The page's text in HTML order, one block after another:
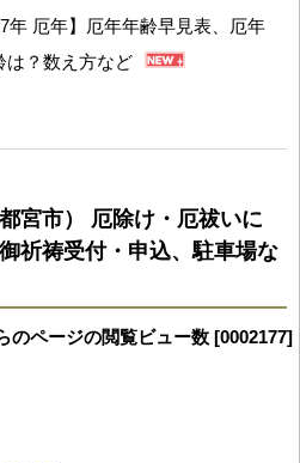
年 厄年】厄年年齢早見表、厄年
は？数え方など
宮市） 厄除け・厄祓いに
祈祷受付・申込、駐車場な
のページの閲覧ビュー数 [0002177]